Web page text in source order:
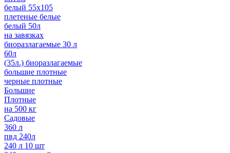
белый 55х105
плетеные белые
белый 50л
на завязках
биоразлагаемые 30 л
60л
(35л.) биоразлагаемые
большие плотные
черные плотные
Большие
Плотные
на 500 кг
Садовые
360 л
пвд 240л
240 л 10 шт